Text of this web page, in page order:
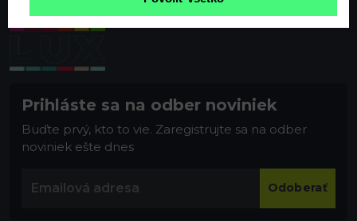
Prihláste sa na odber noviniek
Buďte prvý, kto to vie. Zaregistrujte sa na odber
noviniek ešte dnes
Odoberať